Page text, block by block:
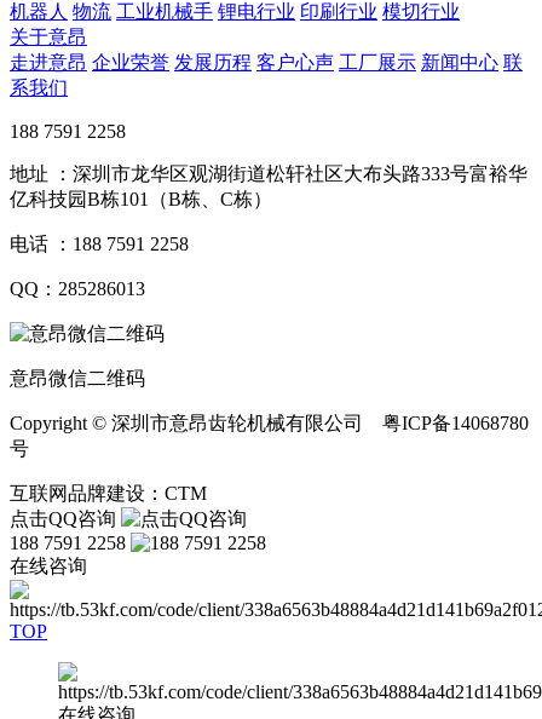
机器人 物流 工业机械手 锂电行业 印刷行业 模切行业
关于意昂
走进意昂 企业荣誉 发展历程 客户心声 工厂展示 新闻中心 联
系我们
188 7591 2258
地址 ：深圳市龙华区观湖街道松轩社区大布头路333号富裕华
亿科技园B栋101（B栋、C栋）
电话 ：188 7591 2258
QQ：285286013
意昂微信二维码
Copyright © 深圳市意昂齿轮机械有限公司 粤ICP备14068780
号
互联网品牌建设：CTM
点击QQ咨询
188 7591 2258
在线咨询
TOP